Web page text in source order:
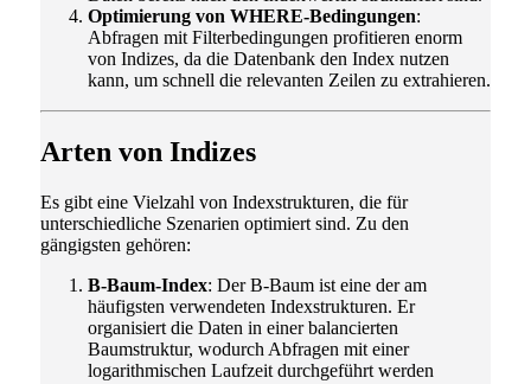
Optimierung von WHERE-Bedingungen:
Abfragen mit Filterbedingungen profitieren enorm
von Indizes, da die Datenbank den Index nutzen
kann, um schnell die relevanten Zeilen zu extrahieren.
Arten von Indizes
Es gibt eine Vielzahl von Indexstrukturen, die für
unterschiedliche Szenarien optimiert sind. Zu den
gängigsten gehören:
B-Baum-Index: Der B-Baum ist eine der am
häufigsten verwendeten Indexstrukturen. Er
organisiert die Daten in einer balancierten
Baumstruktur, wodurch Abfragen mit einer
logarithmischen Laufzeit durchgeführt werden